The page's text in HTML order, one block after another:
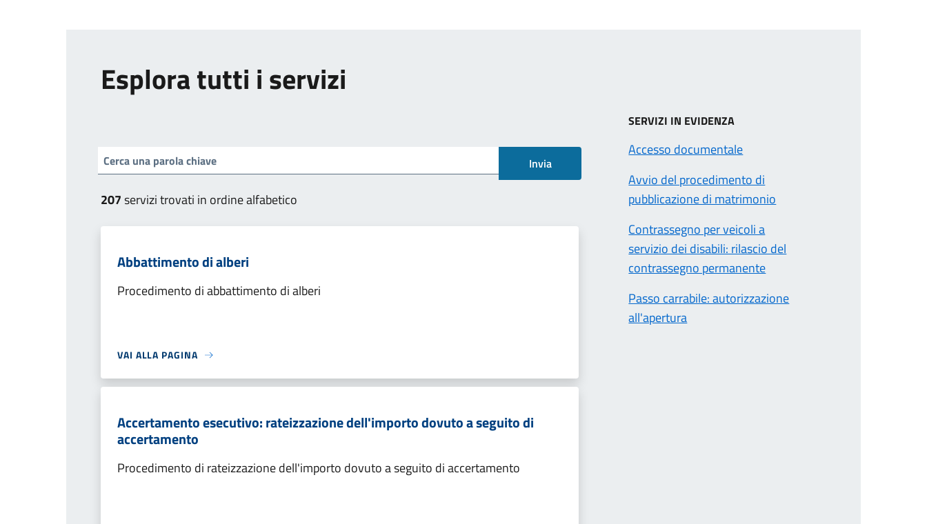
Esplora tutti i servizi
Invia
207servizi trovati in ordine alfabetico
Abbattimento di alberi
Procedimento di abbattimento di alberi
VAI ALLA PAGINA
Accertamento esecutivo: rateizzazione dell'importo dovuto a seguito di
accertamento
Procedimento di rateizzazione dell'importo dovuto a seguito di accertamento
SERVIZI IN EVIDENZA
Accesso documentale
Avvio del procedimento di
pubblicazione di matrimonio
Contrassegno per veicoli a
servizio dei disabili: rilascio del
contrassegno permanente
Passo carrabile: autorizzazione
all'apertura